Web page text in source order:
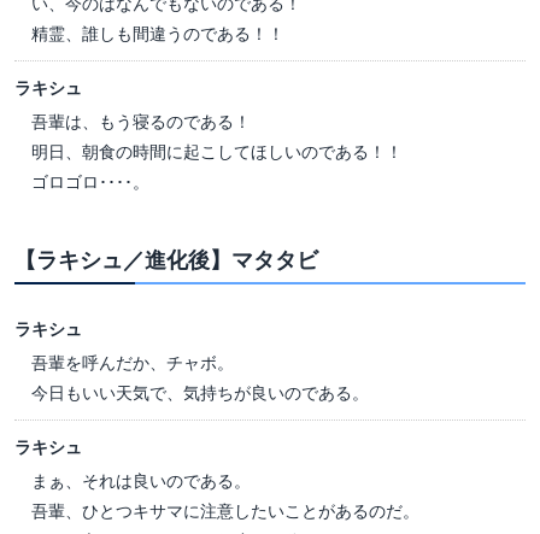
精霊、誰しも間違うのである！！
ラキシュ
吾輩は、もう寝るのである！
明日、朝食の時間に起こしてほしいのである！！
ゴロゴロ････。
【ラキシュ／進化後】マタタビ
ラキシュ
吾輩を呼んだか、チャボ。
今日もいい天気で、気持ちが良いのである。
ラキシュ
まぁ、それは良いのである。
吾輩、ひとつキサマに注意したいことがあるのだ。